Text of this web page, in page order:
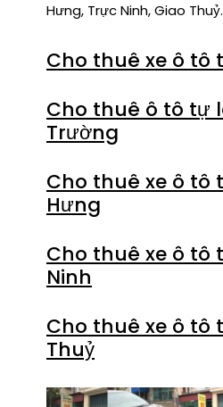
Hưng, Trực Ninh, Giao Thuỷ.
Cho thuê xe ô tô
Cho thuê ô tô tự
Trường
Cho thuê xe ô tô
Hưng
Cho thuê xe ô tô
Ninh
Cho thuê xe ô tô
Thuỷ